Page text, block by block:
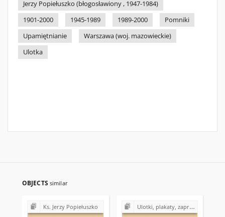
Jerzy Popiełuszko (błogosławiony , 1947-1984)
1901-2000
1945-1989 1989-2000
Pomniki
Upamiętnianie
Warszawa (woj. mazowieckie)
Ulotka
OBJECTS similar
Ks. Jerzy Popiełuszko Ulotki, plakaty, zaproszenia, cegiełki, kartki okolicznościowe, kalendarzyki z lat 1980-1990